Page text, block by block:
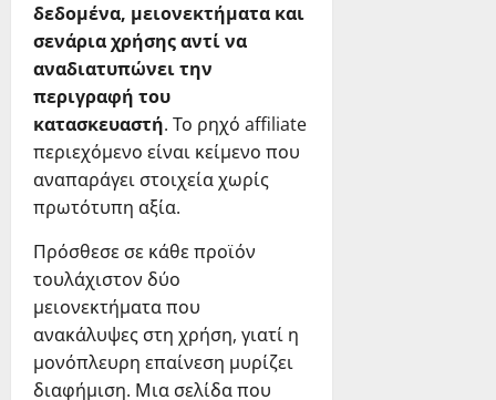
δεδομένα, μειονεκτήματα και
σενάρια χρήσης αντί να
αναδιατυπώνει την
περιγραφή του
κατασκευαστή. Το ρηχό affiliate
περιεχόμενο είναι κείμενο που
αναπαράγει στοιχεία χωρίς
πρωτότυπη αξία.
Πρόσθεσε σε κάθε προϊόν
τουλάχιστον δύο
μειονεκτήματα που
ανακάλυψες στη χρήση, γιατί η
μονόπλευρη επαίνεση μυρίζει
διαφήμιση. Μια σελίδα που